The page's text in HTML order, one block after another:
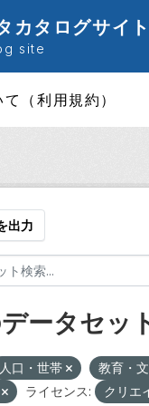
カタログサイト
site
（利用規約）
出力
ータセッ
人口・世帯 教育・
ライセンス: クリエ